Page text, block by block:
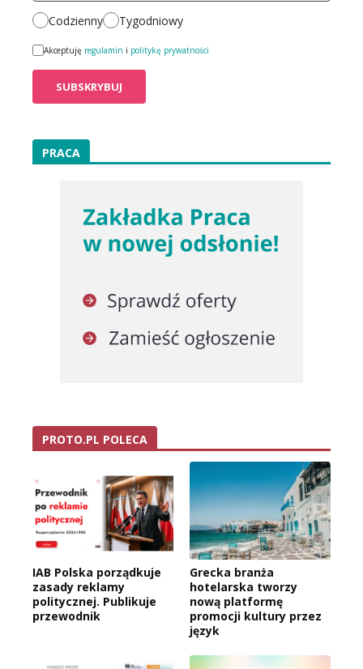
Codzienny Tygodniowy
Akceptuję regulamin i politykę prywatności
PRACA
PROTO.PL POLECA
IAB Polska porządkuje
zasady reklamy
politycznej. Publikuje
przewodnik
Grecka branża
hotelarska tworzy
nową platformę
promocji kultury przez
język